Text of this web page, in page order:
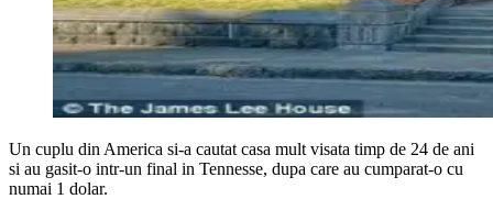
Un cuplu din America si-a cautat casa mult visata timp de 24 de ani
si au gasit-o intr-un final in Tennesse, dupa care au cumparat-o cu
numai 1 dolar.